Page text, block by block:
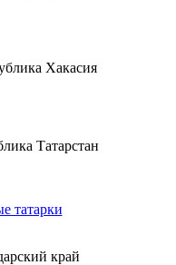
Хакасия
Татарстан
татарки
край